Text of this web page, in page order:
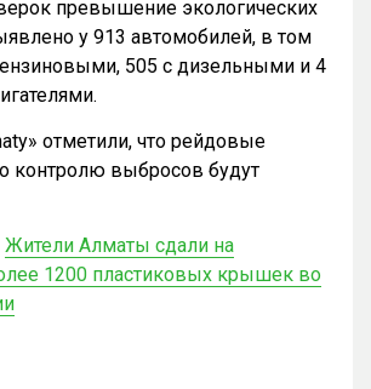
превышение экологических
у 913 автомобилей, в том
505 с дизельными и 4
отметили, что рейдовые
контролю выбросов будут
Жители Алматы сдали на
1200 пластиковых крышек во